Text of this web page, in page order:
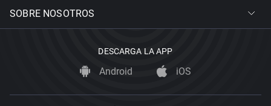
SOBRE NOSOTROS
DESCARGA LA APP
Android iOS